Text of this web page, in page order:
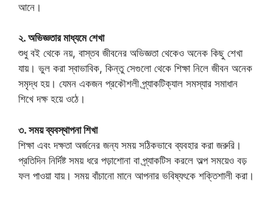
আনে।
২. অভিজ্ঞতার মাধ্যমে শেখা
শুধু বই থেকে নয়, বাস্তব জীবনের অভিজ্ঞতা থেকেও অনেক কিছু শেখা
যায়। ভুল করা স্বাভাবিক, কিন্তু সেগুলো থেকে শিক্ষা নিলে জীবন অনেক
সমৃদ্ধ হয়। যেমন একজন প্রকৌশলী প্র্যাকটিক্যাল সমস্যার সমাধান
শিখে দক্ষ হয়ে ওঠে।
৩. সময় ব্যবস্থাপনা শিখা
শিক্ষা এবং দক্ষতা অর্জনের জন্য সময় সঠিকভাবে ব্যবহার করা জরুরি।
প্রতিদিন নির্দিষ্ট সময় ধরে পড়াশোনা বা প্র্যাকটিস করলে অল্প সময়েও বড়
ফল পাওয়া যায়। সময় বাঁচানো মানে আপনার ভবিষ্যৎকে শক্তিশালী করা।